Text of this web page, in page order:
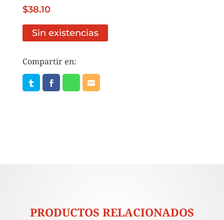
$38.10
Sin existencias
Compartir en:
PRODUCTOS RELACIONADOS